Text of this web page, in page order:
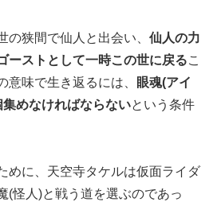
の狭間で仙人と出会い、 仙人の力
ーストとして一時この世に戻るこ
意味で生き返るには、
眼魂(アイ
めなければならないという条件
めに、天空寺タケルは仮面ライダ
(怪人)と戦う道を選ぶのであっ